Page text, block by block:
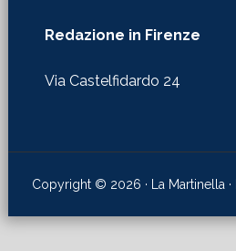
Redazione in Firenze
Via Castelfidardo 24
Copyright © 2026 · La Martinella ·